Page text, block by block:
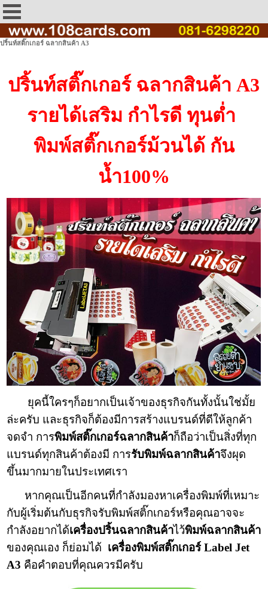
ปริ้นท์สติ๊กเกอร์ ฉลากสินค้า A3
ปริ้นท์สติ๊กเกอร์ ฉลากสินค้า A3
รายได้เสริม กำไรดี ทุนต่ำ
พิมพ์สติ๊กเกอร์ม้วนได้ กัน
น้ำ100%
ยุคนี้ใครๆก็อยากเป็นเจ้าของธุรกิจกันทั้งนั้นใช่มั้ย
ล่ะครับ และธุรกิจก็ต้องมีการสร้างแบรนด์ที่ดีให้ลูกค้า
จดจำ การพิมพ์สติ๊กเกอร์ฉลากสินค้าก็ถือว่าเป็นสิ่งที่ทุก
แบรนด์ทุกสินค้าต้องมี การรับพิมพ์ฉลากสินค้าจึงผุด
ขึ้นมากมายในประเทศเรา
หากคุณเป็นอีกคนที่กำลังมองหาเครื่องพิมพ์ที่เหมาะ
กับผู้เริ่มต้นกับธุรกิจรับพิมพ์สติ๊กเกอร์หรือคุณอาจจะ
กำลังอยากได้เครื่องปริ้นฉลากสินค้าไว้พิมพ์ฉลากสินค้า
ของคุณเอง ก็ย่อมได้ เครื่องพิมพ์สติ๊กเกอร์ Label Jet
A3 คือคำตอบที่คุณควรมีครับ